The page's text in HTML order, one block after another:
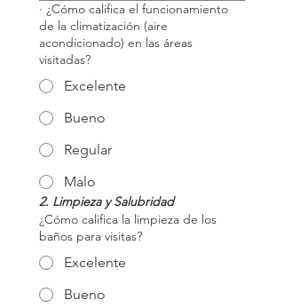
· ¿Cómo califica el funcionamiento
de la climatización (aire
acondicionado) en las áreas
visitadas?
Excelente
Bueno
Regular
Malo
2. Limpieza y Salubridad
¿Cómo califica la limpieza de los
baños para visitas?
Excelente
Bueno